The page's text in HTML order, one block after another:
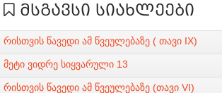
მსგავსი სიახლეები
რისთვის წავედი ამ წვეულებაზე ( თავი IX)
მეტი ვიდრე სიყვარული 13
რისთვის წავედი ამ წვეულებაზე (თავი VI)